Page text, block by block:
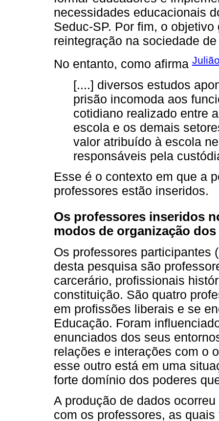
necessidades educacionais
Seduc-SP. Por fim, o
reintegração na sociedade
No entanto, como afirma
[....] diversos estudos
prisão incomoda aos
cotidiano realizado entre
escola e os demais
valor atribuído à escola
responsáveis pela
Esse é o contexto em que a
professores estão inseridos.
Os professores inseridos
modos de organização
Os professores participantes
desta pesquisa são
carcerário, profissionais
constituição. São quatro
em profissões liberais e se
Educação. Foram
enunciados dos seus
relações e interações com o
esse outro está em uma
forte domínio dos poderes
A produção de dados
com os professores, as